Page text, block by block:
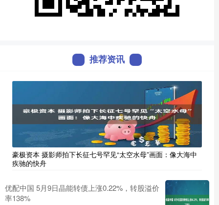
推荐资讯
豪极资本 摄影师拍下长征七号罕见“太空水母”画面：像大海中
疾驰的快舟
优配中国 5月9日晶能转债上涨0.22%，转股溢价
率138%